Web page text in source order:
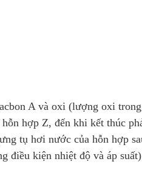
A và oxi (lượng oxi
hợp Z, đến khi kết thúc
tụ hơi nước của hỗn hợp
điều kiện nhiệt độ và áp